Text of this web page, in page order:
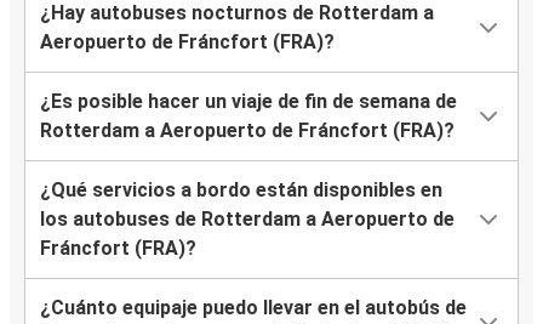
¿Hay autobuses nocturnos de Rotterdam a
Aeropuerto de Fráncfort (FRA)?
¿Es posible hacer un viaje de fin de semana de
Rotterdam a Aeropuerto de Fráncfort (FRA)?
¿Qué servicios a bordo están disponibles en
los autobuses de Rotterdam a Aeropuerto de
Fráncfort (FRA)?
¿Cuánto equipaje puedo llevar en el autobús de